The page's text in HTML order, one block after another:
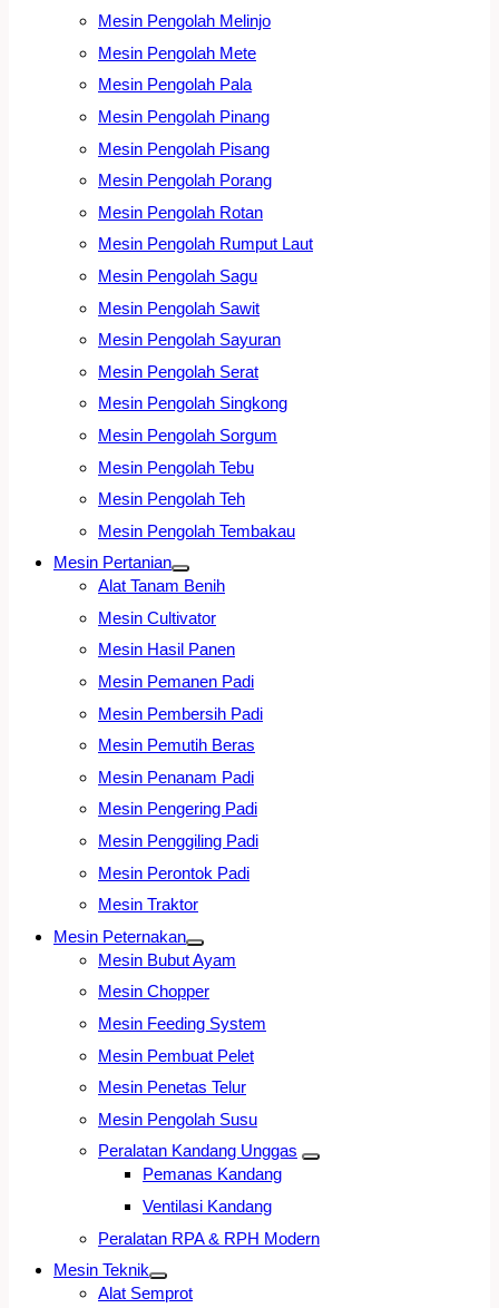
Mesin Pengolah Melinjo
Mesin Pengolah Mete
Mesin Pengolah Pala
Mesin Pengolah Pinang
Mesin Pengolah Pisang
Mesin Pengolah Porang
Mesin Pengolah Rotan
Mesin Pengolah Rumput Laut
Mesin Pengolah Sagu
Mesin Pengolah Sawit
Mesin Pengolah Sayuran
Mesin Pengolah Serat
Mesin Pengolah Singkong
Mesin Pengolah Sorgum
Mesin Pengolah Tebu
Mesin Pengolah Teh
Mesin Pengolah Tembakau
Mesin Pertanian
Alat Tanam Benih
Mesin Cultivator
Mesin Hasil Panen
Mesin Pemanen Padi
Mesin Pembersih Padi
Mesin Pemutih Beras
Mesin Penanam Padi
Mesin Pengering Padi
Mesin Penggiling Padi
Mesin Perontok Padi
Mesin Traktor
Mesin Peternakan
Mesin Bubut Ayam
Mesin Chopper
Mesin Feeding System
Mesin Pembuat Pelet
Mesin Penetas Telur
Mesin Pengolah Susu
Peralatan Kandang Unggas
Pemanas Kandang
Ventilasi Kandang
Peralatan RPA & RPH Modern
Mesin Teknik
Alat Semprot